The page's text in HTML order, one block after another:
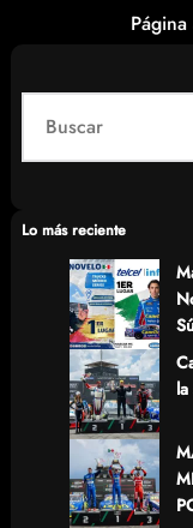
a
cLo más reciente